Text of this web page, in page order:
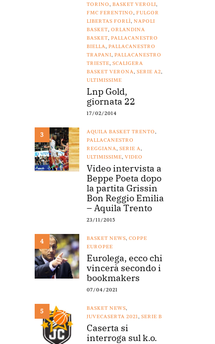
TORINO, BASKET VEROLI,
FMC FERENTINO, FULGOR
LIBERTAS FORLÌ, NAPOLI
BASKET, ORLANDINA
BASKET, PALLACANESTRO
BIELLA, PALLACANESTRO
TRAPANI, PALLACANESTRO
TRIESTE, SCALIGERA
BASKET VERONA, SERIE A2,
ULTIMISSIME
Lnp Gold,
giornata 22
17/02/2014
3 AQUILA BASKET TRENTO,
PALLACANESTRO
REGGIANA, SERIE A,
ULTIMISSIME, VIDEO
Video intervista a
Beppe Poeta dopo
la partita Grissin
Bon Reggio Emilia
– Aquila Trento
23/11/2015
4 BASKET NEWS, COPPE
EUROPEE
Eurolega, ecco chi
vincerà secondo i
bookmakers
07/04/2021
5 BASKET NEWS,
JUVECASERTA 2021, SERIE B
Caserta si
interroga sul k.o.